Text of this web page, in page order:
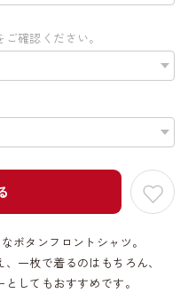
確認ください。
ボタンフロントシャツ。
一枚で着るのはもちろん、
してもおすすめです。